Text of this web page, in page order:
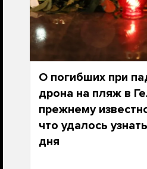
О погибших при
дрона на пляж в
прежнему
что удалось
дня